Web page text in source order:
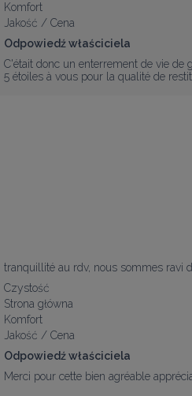
Komfort
Jakość / Cena
Odpowiedź właściciela
C'était donc un enterrement de vie de
5 étoiles à vous pour la qualité de
tranquillité au rdv, nous sommes ravi
Czystość
Strona główna
Komfort
Jakość / Cena
Odpowiedź właściciela
Merci pour cette bien agréable